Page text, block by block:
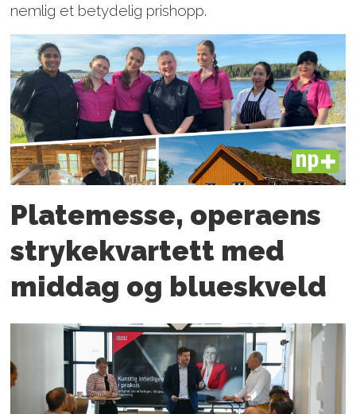
nemlig et betydelig prishopp.
PLUS
Platemesse, operaens
strykekvartett med
middag og blueskveld